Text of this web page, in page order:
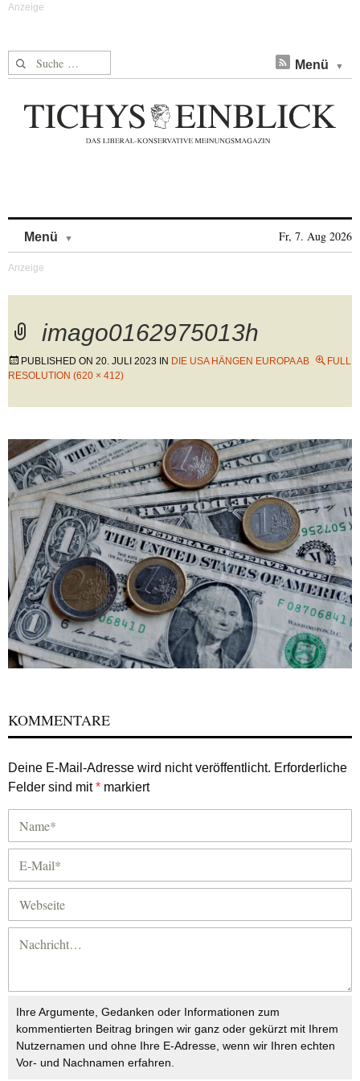
Suche nach: Menü
Menü Fr, 7. Aug 2026
imago0162975013h
PUBLISHED ON 20. JULI 2023 IN DIE USA HÄNGEN EUROPA AB
FULL
RESOLUTION (620 × 412)
KOMMENTARE
Deine E-Mail-Adresse wird nicht veröffentlicht. Erforderliche
Felder sind mit* markiert
Ihre Argumente, Gedanken oder Informationen zum
kommentierten Beitrag bringen wir ganz oder gekürzt mit Ihrem
Nutzernamen und ohne Ihre E-Adresse, wenn wir Ihren echten
Vor- und Nachnamen erfahren.